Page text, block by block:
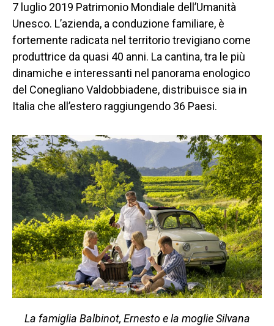
7 luglio 2019 Patrimonio Mondiale dell’Umanità
Unesco. L’azienda, a conduzione familiare, è
fortemente radicata nel territorio trevigiano come
produttrice da quasi 40 anni. La cantina, tra le più
dinamiche e interessanti nel panorama enologico
del Conegliano Valdobbiadene, distribuisce sia in
Italia che all’estero raggiungendo 36 Paesi.
La famiglia Balbinot, Ernesto e la moglie Silvana